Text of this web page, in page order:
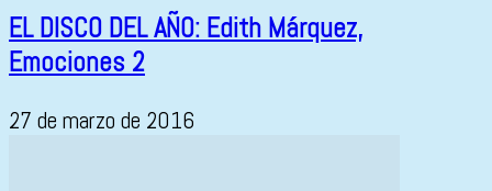
EL DISCO DEL AÑO: Edith Márquez,
Emociones 2
27 de marzo de 2016